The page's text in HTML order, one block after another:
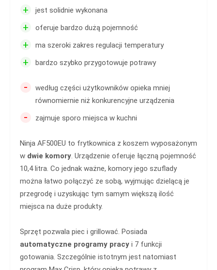
+ jest solidnie wykonana
+ oferuje bardzo dużą pojemność
+ ma szeroki zakres regulacji temperatury
+ bardzo szybko przygotowuje potrawy
-
według części użytkowników opieka mniej
równomiernie niż konkurencyjne urządzenia
- zajmuje sporo miejsca w kuchni
Ninja AF500EU to frytkownica z koszem wyposażonym
w dwie komory. Urządzenie oferuje łączną pojemność
10,4 litra. Co jednak ważne, komory jego szuflady
można łatwo połączyć ze sobą, wyjmując dzielącą je
przegrodę i uzyskując tym samym większą ilość
miejsca na duże produkty.
Sprzęt pozwala piec i grillować. Posiada
automatyczne programy pracy i 7 funkcji
gotowania. Szczególnie istotnym jest natomiast